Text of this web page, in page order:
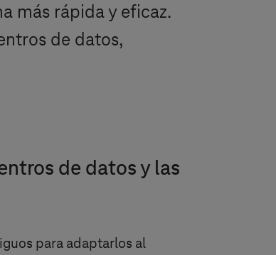
más rápida y eficaz.
de datos,
de datos y las
para adaptarlos al